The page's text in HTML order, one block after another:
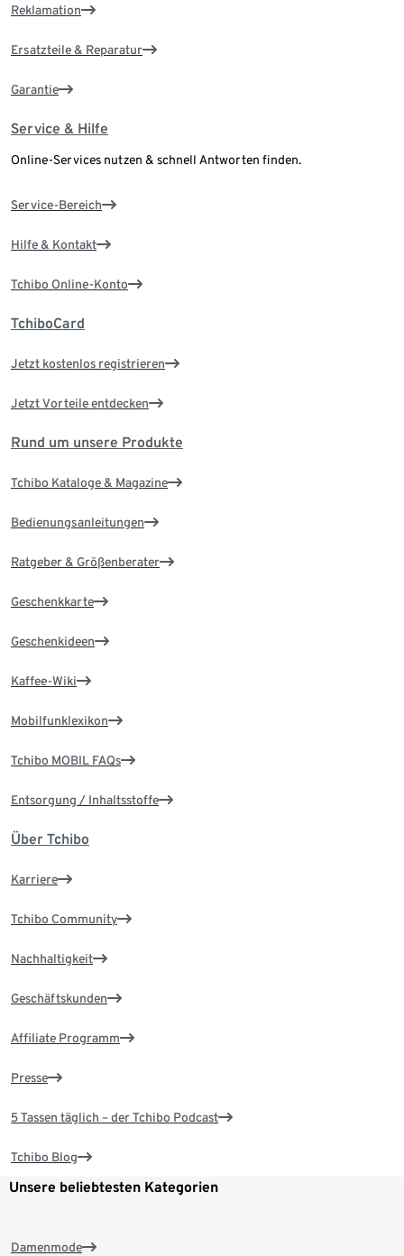
Reklamation
Ersatzteile & Reparatur
Garantie
Service & Hilfe
Online-Services nutzen & schnell Antworten finden.
Service-Bereich
Hilfe & Kontakt
Tchibo Online-Konto
TchiboCard
Jetzt kostenlos registrieren
Jetzt Vorteile entdecken
Rund um unsere Produkte
Tchibo Kataloge & Magazine
Bedienungsanleitungen
Ratgeber & Größenberater
Geschenkkarte
Geschenkideen
Kaffee-Wiki
Mobilfunklexikon
Tchibo MOBIL FAQs
Entsorgung / Inhaltsstoffe
Über Tchibo
Karriere
Tchibo Community
Nachhaltigkeit
Geschäftskunden
Affiliate Programm
Presse
5 Tassen täglich – der Tchibo Podcast
Tchibo Blog
Unsere beliebtesten Kategorien
Damenmode